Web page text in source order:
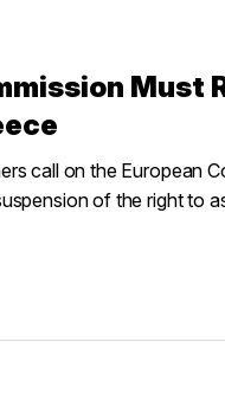
Must
call on the European
of the right to